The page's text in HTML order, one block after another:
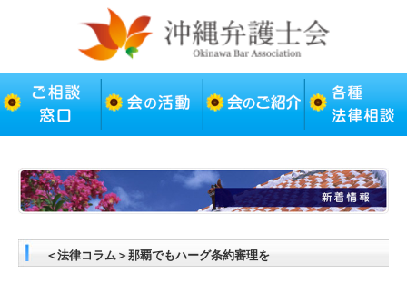
＜法律コラム＞那覇でもハーグ条約審理を